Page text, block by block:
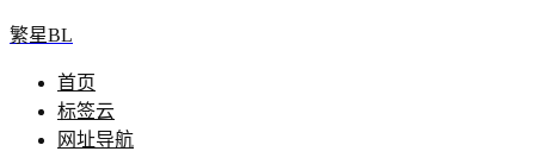
繁星BL
首页
标签云
网址导航